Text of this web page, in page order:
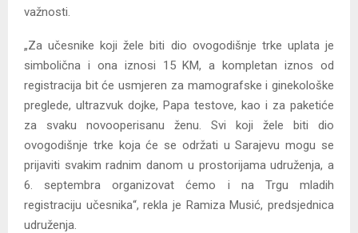
važnosti.
„Za učesnike koji žele biti dio ovogodišnje trke uplata je
simbolična i ona iznosi 15 KM, a kompletan iznos od
registracija bit će usmjeren za mamografske i ginekološke
preglede, ultrazvuk dojke, Papa testove, kao i za paketiće
za svaku novooperisanu ženu. Svi koji žele biti dio
ovogodišnje trke koja će se održati u Sarajevu mogu se
prijaviti svakim radnim danom u prostorijama udruženja, a
6. septembra organizovat ćemo i na Trgu mladih
registraciju učesnika“, rekla je Ramiza Musić, predsjednica
udruženja.